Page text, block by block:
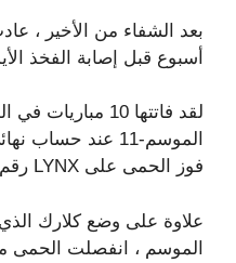
بعد الشفاء من الأخير ،
أسبوع قبل إصابة الفخذ
لقد فاتتها 10
الموسم-11 عند
فوز الحمى على LYNX رقم 1 74-59.
علاوة على وضع كلارك